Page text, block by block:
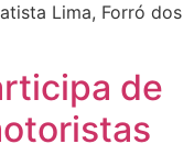
Lima, Forró dos
de